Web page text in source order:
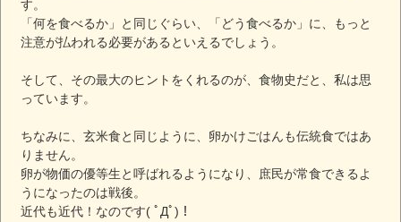
す。
「何を食べるか」と同じぐらい、「どう食べるか」に、もっと
注意が払われる必要があるといえるでしょう。
そして、その最大のヒントをくれるのが、食物史だと、私は思
っています。
ちなみに、玄米食と同じように、卵かけごはんも伝統食ではあ
りません。
卵が物価の優等生と呼ばれるようになり、庶民が常食できるよ
うになったのは戦後。
近代も近代！なのです( ﾟДﾟ)！